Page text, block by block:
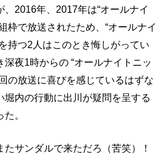
2016年、2017年は“オールナイ
枠で放送されたため、“オールナイ
持つ2人はこのとき悔しがってい
夜1時からの “オールナイトニッ
の放送に喜びを感じているはずな
堀内の行動に出川が疑問を呈する
。
サンダルで来ただろ（苦笑）！